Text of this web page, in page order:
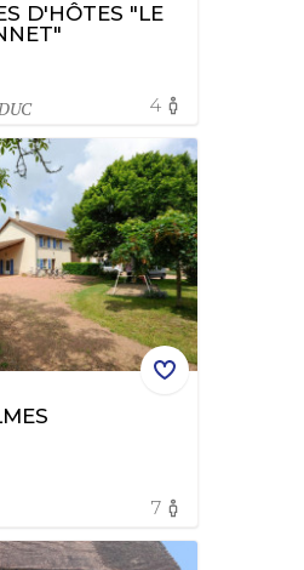
D'HÔTES "LE
4
7